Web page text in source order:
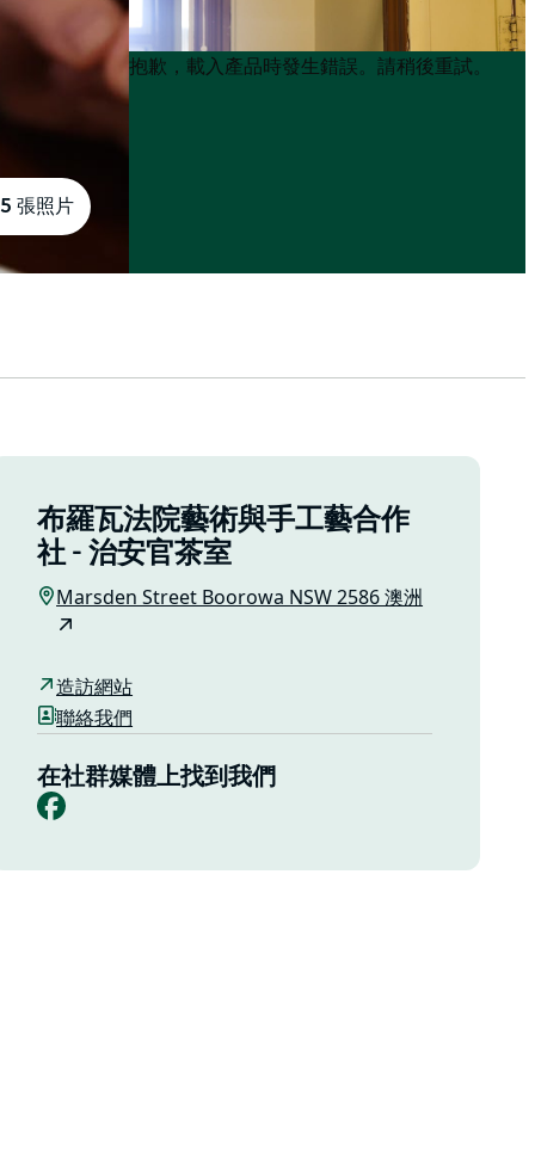
5 張照片
Product
List
Product
List
抱歉，載入產品時發生錯誤。請稍後重試。
布羅瓦法院藝術與手工藝合作
社 - 治安官茶室
Marsden Street Boorowa NSW 2586 澳洲
造訪網站
聯絡我們
在社群媒體上找到我們
Facebook